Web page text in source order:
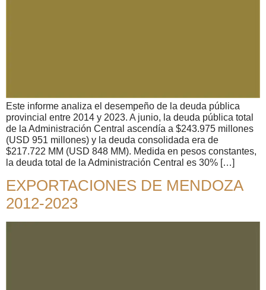
Este informe analiza el desempeño de la deuda pública
provincial entre 2014 y 2023. A junio, la deuda pública total
de la Administración Central ascendía a $243.975 millones
(USD 951 millones) y la deuda consolidada era de
$217.722 MM (USD 848 MM). Medida en pesos constantes,
la deuda total de la Administración Central es 30% […]
EXPORTACIONES DE MENDOZA
2012-2023